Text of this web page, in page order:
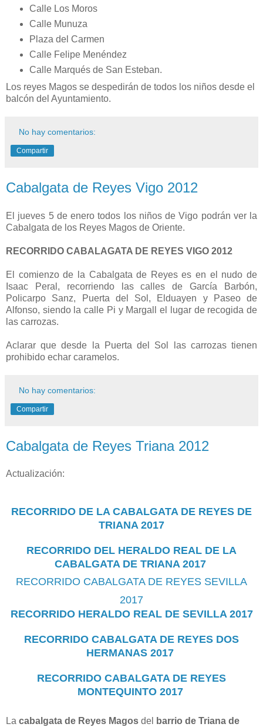
Calle Los Moros
Calle Munuza
Plaza del Carmen
Calle Felipe Menéndez
Calle Marqués de San Esteban.
Los reyes Magos se despedirán de todos los niños desde el
balcón del Ayuntamiento.
No hay comentarios:
Compartir
Cabalgata de Reyes Vigo 2012
El jueves 5 de enero todos los niños de Vigo podrán ver la
Cabalgata de los Reyes Magos de Oriente.
RECORRIDO CABALAGATA DE REYES VIGO 2012
El comienzo de la Cabalgata de Reyes es en el nudo de
Isaac Peral, recorriendo las calles de García Barbón,
Policarpo Sanz, Puerta del Sol, Elduayen y Paseo de
Alfonso, siendo la calle Pi y Margall el lugar de recogida de
las carrozas.
Aclarar que desde la Puerta del Sol las carrozas tienen
prohibido echar caramelos.
No hay comentarios:
Compartir
Cabalgata de Reyes Triana 2012
Actualización:
RECORRIDO DE LA CABALGATA DE REYES DE
TRIANA 2017
RECORRIDO DEL HERALDO REAL DE LA
CABALGATA DE TRIANA 2017
RECORRIDO CABALGATA DE REYES SEVILLA
2017
RECORRIDO HERALDO REAL DE SEVILLA 2017
RECORRIDO CABALGATA DE REYES DOS
HERMANAS 2017
RECORRIDO CABALGATA DE REYES
MONTEQUINTO 2017
La cabalgata de Reyes Magos del
barrio de Triana de